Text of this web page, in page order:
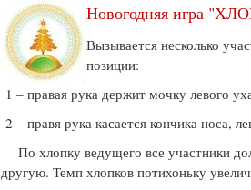
Новогодняя игра
Вызывается несколько
позиции:
1 – правая рука держит мочку левого
2 – правя рука касается кончика носа,
По хлопку ведущего все участники
другую. Темп хлопков потихоньку